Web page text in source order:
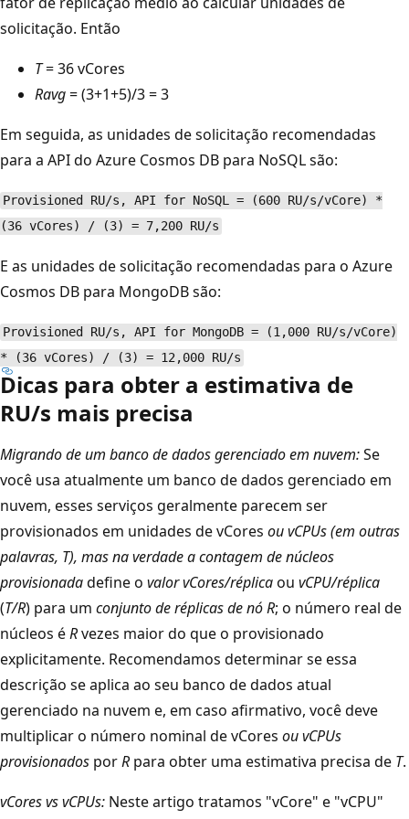
solicitação. Então
T= 36 vCores
Ravg= (3+1+5)/3 = 3
Em seguida, as unidades de solicitação recomendadas
para a API do Azure Cosmos DB para NoSQL são:
Provisioned RU/s, API for NoSQL = (600 RU/s/vCore) *
(36 vCores) / (3) = 7,200 RU/s
E as unidades de solicitação recomendadas para o Azure
Cosmos DB para MongoDB são:
Provisioned RU/s, API for MongoDB = (1,000 RU/s/vCore)
* (36 vCores) / (3) = 12,000 RU/s
Dicas para obter a estimativa de
RU/s mais precisa
Migrando de um banco de dados gerenciado em nuvem:Se
você usa atualmente um banco de dados gerenciado em
nuvem, esses serviços geralmente parecem ser
provisionados em unidades de vCores ouvCPUs(em outras
palavras, T), mas na verdade a contagem de núcleos
provisionadadefine o valor vCores/réplicaou vCPU/réplica
(T/R) para um conjunto de réplicas de nó R; o número real de
núcleos éRvezes maior do que o provisionado
explicitamente. Recomendamos determinar se essa
descrição se aplica ao seu banco de dados atual
gerenciado na nuvem e, em caso afirmativo, você deve
multiplicar o número nominal de vCores ouvCPUs
provisionados porR para obter uma estimativa precisa de T.
vCores vs vCPUs: Neste artigo tratamos "vCore" e "vCPU"